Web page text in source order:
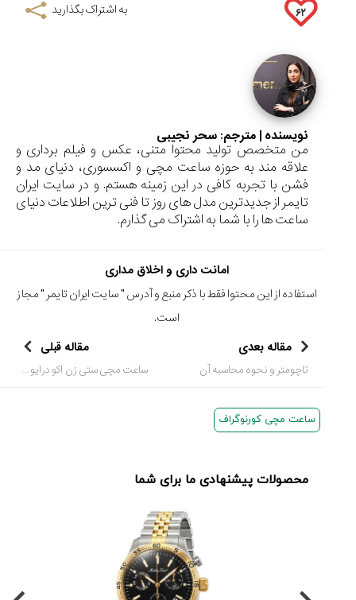
۶۲ به اشتراک بگذارید
نویسنده | مترجم: سحر نجیبی
من متخصص تولید محتوا متنی، عکس و فیلم برداری و
علاقه مند به حوزه ساعت مچی و اکسسوری، دنیای مد و
فشن با تجربه کافی در این زمینه هستم. و در سایت ایران
تایمر از جدیدترین مدل های روز تا فنی ترین اطلاعات دنیای
ساعت ها را با شما به اشتراک می گذارم.
امانت داری و اخلاق مداری
استفاده از این محتوا فقط با ذکر منبع و آدرس "سایت ایران تایمر " مجاز
است.
مقاله بعدی
تاچومتر و نحوه محاسبه آن
مقاله قبلی
ساعت مچی ستی زن اکو درایو مدل H509 سال 2011
ساعت مچی کورنوگراف
محصولات پیشنهادی ما برای شما